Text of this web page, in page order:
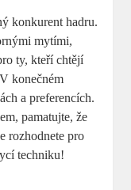
konkurent hadru.
mytími,
ty, kteří chtějí
konečném
a preferencích.
pamatujte, že
rozhodnete pro
techniku!